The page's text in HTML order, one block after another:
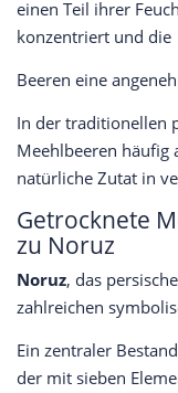
einen Teil ihrer
konzentriert und die
Beeren eine
In der traditionellen
Meehlbeeren häufig
natürliche Zutat in
Getrocknete
zu Noruz
Noruz, das
zahlreichen
Ein zentraler
der mit sieben